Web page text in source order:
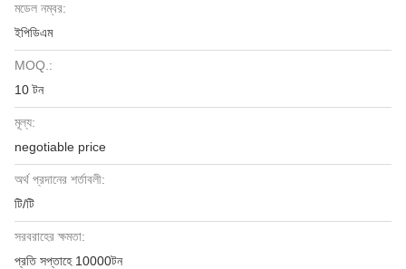
মডেল নম্বর:
ইপিডিএম
MOQ.:
10 টন
মূল্য:
negotiable price
অর্থ প্রদানের শর্তাবলী:
টি/টি
সরবরাহের ক্ষমতা:
প্রতি সপ্তাহে 10000টন